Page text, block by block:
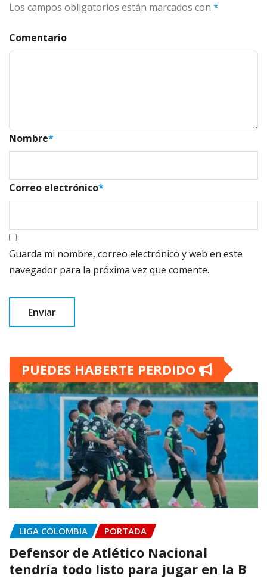
Los campos obligatorios están marcados con *
Comentario
Nombre*
Correo electrónico*
Guarda mi nombre, correo electrónico y web en este
navegador para la próxima vez que comente.
PUEDES HABERTE PERDIDO
LIGA COLOMBIA PORTADA
Defensor de Atlético Nacional
tendría todo listo para jugar en la B